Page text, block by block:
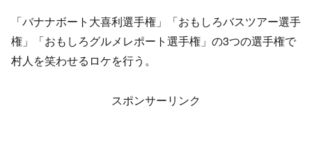
「バナナボート大喜利選手権」「おもしろバスツアー選手
権」「おもしろグルメレポート選手権」の3つの選手権で
村人を笑わせるロケを行う。
スポンサーリンク